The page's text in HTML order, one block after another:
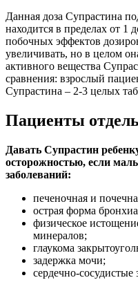
Данная доза Супрастина
находится в пределах от 1
побочных эффектов
увеличивать, но в целом
активного вещества
сравнения: взрослый
Супрастина – 2-3 целых
Пациенты
Давать Супрастин
осторожностью, если
заболеваний:
печеночная и
острая форма
физическое
минералов;
глаукома
задержка мочи;
сердечно-сосудистые